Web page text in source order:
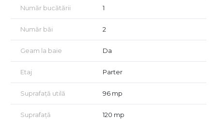
Număr bucătării 1
Număr băi 2
Geam la baie Da
Etaj Parter
Suprafață utilă 96 mp
Suprafață
120 mp